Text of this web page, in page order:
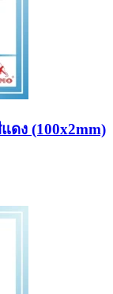
ดง (100x2mm)